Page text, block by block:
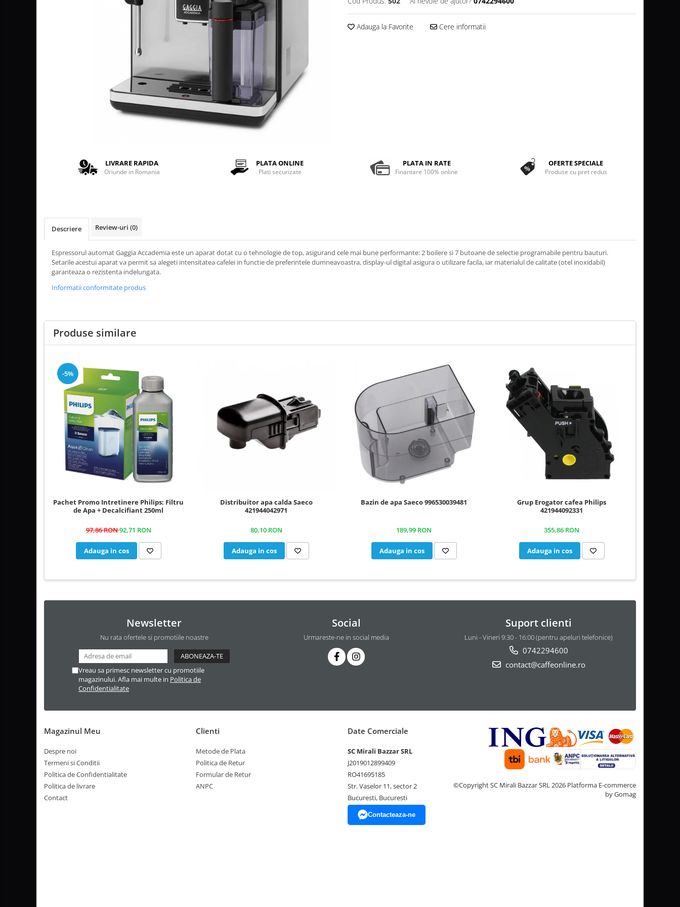
Adauga la Favorite Cere informatii
LIVRARE RAPIDA
Oriunde in Romania
PLATA ONLINE
Plati securizate
PLATA IN RATE
Finantare 100% online
OFERTE SPECIALE
Produse cu pret redus
Descriere Review-uri (0)
Espressorul automat Gaggia Accademia este un aparat dotat cu o tehnologie de top, asigurand cele mai bune performante: 2 boilere si 7 butoane de selectie programabile pentru bauturi.
Setarile acestui aparat va permit sa alegeti intensitatea cafelei in functie de preferintele dumneavoastra, display-ul digital asigura o utilizare facila, iar materialul de calitate (otel inoxidabil)
garanteaza o rezistenta indelungata.
Informatii conformitate produs
Produse similare
-5%
Pachet Promo Intretinere Philips: Filtru
de Apa + Decalcifiant 250ml
97,86 RON92,71 RON
Adauga in cos
Distribuitor apa calda Saeco
421944042971
80,10 RON
Adauga in cos
Bazin de apa Saeco 996530039481
189,99 RON
Adauga in cos
Grup Erogator cafea Philips
421944092331
355,86 RON
Adauga in cos
Newsletter
Nu rata ofertele si promotiile noastre
Vreau sa primesc newsletter cu promotiile
magazinului. Afla mai multe in Politica de
Confidentialitate
Social
Urmareste-ne in social media
Suport clienti
Luni - Vineri 9:30 - 16:00 (pentru apeluri telefonice)
0742294600
contact@caffeonline.ro
Magazinul Meu
Despre noi
Termeni si Conditii
Politica de Confidentialitate
Politica de livrare
Contact
Clienti
Metode de Plata
Politica de Retur
Formular de Retur
ANPC
Date Comerciale
SC Mirali Bazzar SRL
J2019012899409
RO41695185
Str. Vaselor 11, sector 2
Bucuresti, Bucuresti
Contacteaza-ne
©Copyright SC Mirali Bazzar SRL 2026 Platforma E-commerce
by Gomag